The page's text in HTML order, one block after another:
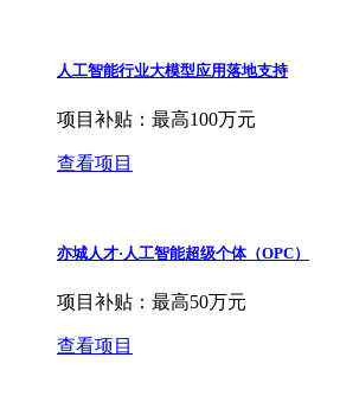
人工智能行业大模型应用落地支持
项目补贴： 最高100万元
查看项目
亦城人才·人工智能超级个体（OPC）
项目补贴： 最高50万元
查看项目